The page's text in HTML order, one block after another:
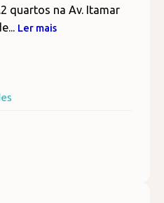
quartos na Av. Itamar
Ler mais